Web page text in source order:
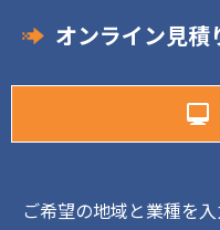
オンライン見積
ご希望の地域と業種を